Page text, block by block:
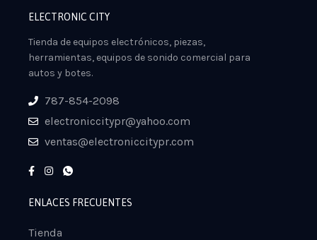
ELECTRONIC CITY
Tienda de equipos electrónicos, piezas,
herramientas, equipos de sonido comercial para
autos y botes.
787-854-2098
electroniccitypr@yahoo.com
ventas@electroniccitypr.com
ENLACES FRECUENTES
Tienda